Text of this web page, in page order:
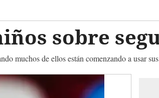
sobre
muchos de ellos están comenzando a usar